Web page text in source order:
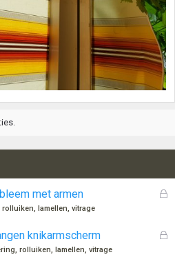
G
met armen
lamellen, vitrage
G
knikarmscherm
rolluiken, lamellen, vitrage